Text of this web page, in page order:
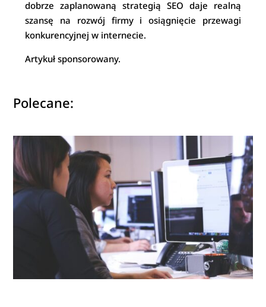
dobrze zaplanowaną strategią SEO daje realną
szansę na rozwój firmy i osiągnięcie przewagi
konkurencyjnej w internecie.
Artykuł sponsorowany.
Polecane: